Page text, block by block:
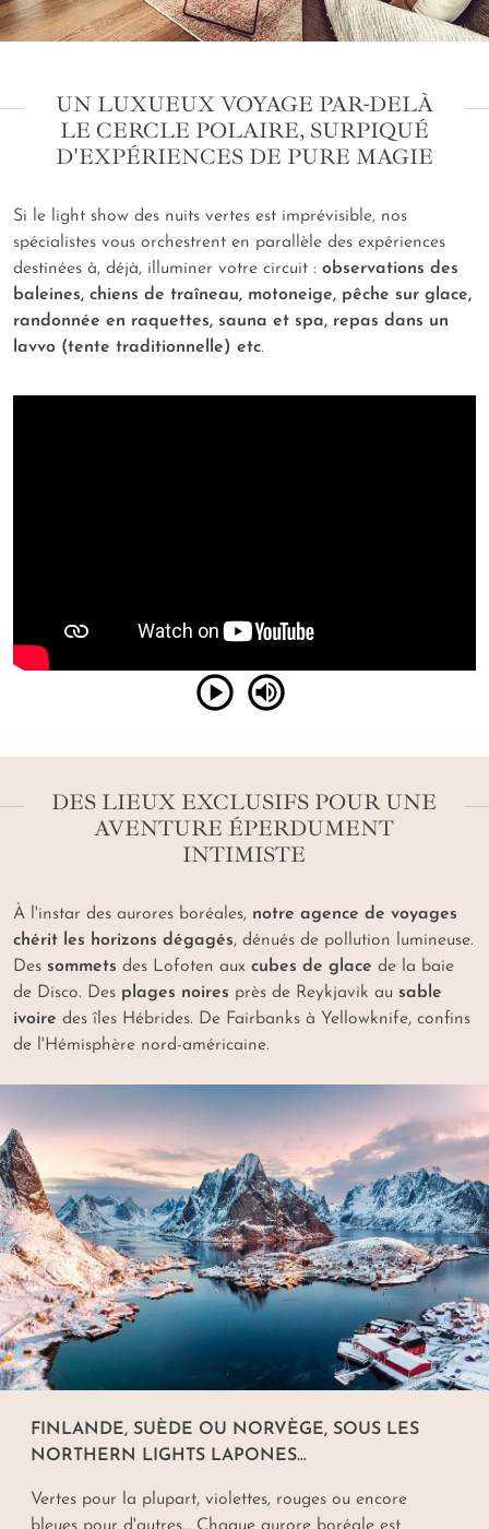
UN LUXUEUX VOYAGE PAR-DELÀ
LE CERCLE POLAIRE, SURPIQUÉ
D'EXPÉRIENCES DE PURE MAGIE
Si le light show des nuits vertes est imprévisible, nos
spécialistes vous orchestrent en parallèle des expériences
destinées à, déjà, illuminer votre circuit : observations des
baleines, chiens de traîneau, motoneige, pêche sur glace,
randonnée en raquettes, sauna et spa, repas dans un
lavvo (tente traditionnelle) etc.
DES LIEUX EXCLUSIFS POUR UNE
AVENTURE ÉPERDUMENT
INTIMISTE
À l'instar des aurores boréales, notre agence de voyages
chérit les horizons dégagés, dénués de pollution lumineuse.
Des sommets des Lofoten aux cubes de glace de la baie
de Disco. Des plages noires près de Reykjavik au sable
ivoire des îles Hébrides. De Fairbanks à Yellowknife, confins
de l'Hémisphère nord-américaine.
FINLANDE, SUÈDE OU NORVÈGE, SOUS LES
NORTHERN LIGHTS LAPONES…
Vertes pour la plupart, violettes, rouges ou encore